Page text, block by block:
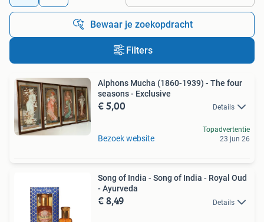
Bewaar je zoekopdracht
Filters
Alphons Mucha (1860-1939) - The four
seasons - Exclusive
€ 5,00 Details
Bezoek website
Topadvertentie
23 jun 26
Song of India - Song of India - Royal Oud
- Ayurveda
€ 8,49 Details